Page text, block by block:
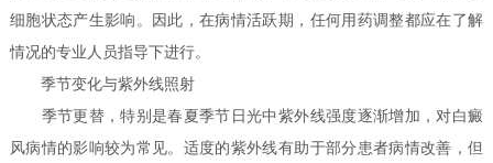
细胞状态产生影响。因此，在病情活跃期，任何用药调整都应在了解
情况的专业人员指导下进行。
季节变化与紫外线照射
季节更替，特别是春夏季节日光中紫外线强度逐渐增加，对白癜
风病情的影响较为常见。适度的紫外线有助于部分患者病情改善，但